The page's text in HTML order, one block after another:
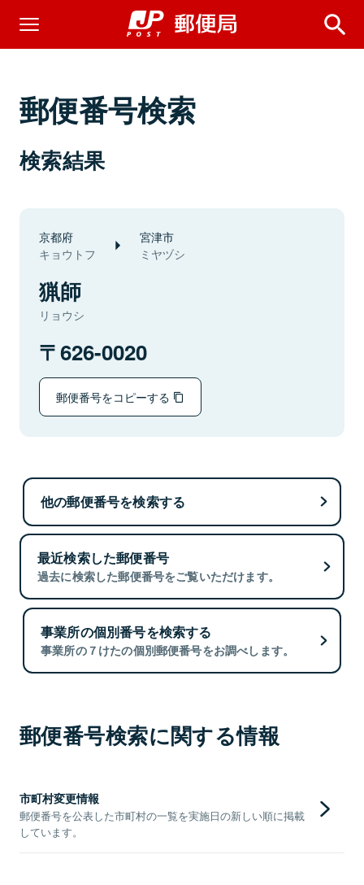
郵便番号検索
検索結果
京都府
キョウトフ
宮津市
ミヤヅシ
猟師
リョウシ
626-0020
郵便番号をコピーする
他の郵便番号を検索する
最近検索した郵便番号
過去に検索した郵便番号をご覧いただけます。
事業所の個別番号を検索する
事業所の７けたの個別郵便番号をお調べします。
郵便番号検索に関する情報
市町村変更情報
郵便番号を公表した市町村の一覧を実施日の新しい順に掲載
しています。